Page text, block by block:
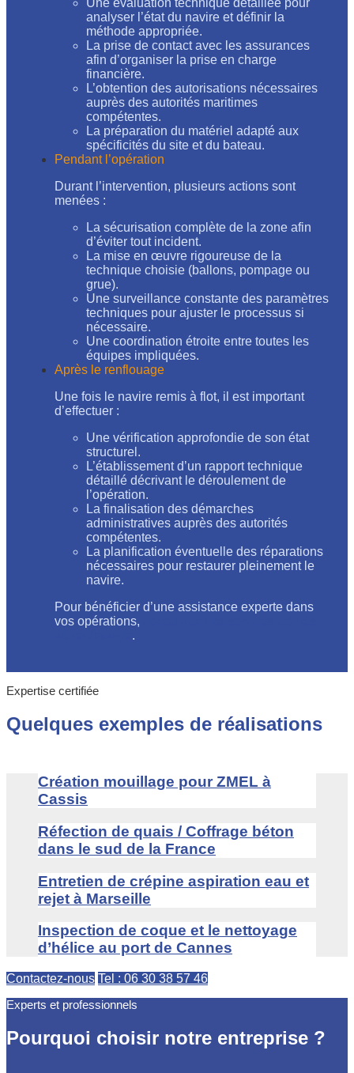
analyser l’état du navire et définir la
méthode appropriée.
La prise de contact avec les assurances
afin d’organiser la prise en charge
financière.
L’obtention des autorisations nécessaires
auprès des autorités maritimes
compétentes.
La préparation du matériel adapté aux
spécificités du site et du bateau.
Pendant l’opération
Durant l’intervention, plusieurs actions sont
menées :
La sécurisation complète de la zone afin
d’éviter tout incident.
La mise en œuvre rigoureuse de la
technique choisie (ballons, pompage ou
grue).
Une surveillance constante des paramètres
techniques pour ajuster le processus si
nécessaire.
Une coordination étroite entre toutes les
équipes impliquées.
Après le renflouage
Une fois le navire remis à flot, il est important
d’effectuer :
Une vérification approfondie de son état
structurel.
L’établissement d’un rapport technique
détaillé décrivant le déroulement de
l’opération.
La finalisation des démarches
administratives auprès des autorités
compétentes.
La planification éventuelle des réparations
nécessaires pour restaurer pleinement le
navire.
Pour bénéficier d’une assistance experte dans
vos opérations,
.
Expertise certifiée
Quelques exemples de réalisations
Création mouillage pour ZMEL à
Cassis
Réfection de quais / Coffrage béton
dans le sud de la France
Entretien de crépine aspiration eau et
rejet à Marseille
Inspection de coque et le nettoyage
d’hélice au port de Cannes
Contactez-nous Tel : 06 30 38 57 46
Experts et professionnels
Pourquoi choisir notre entreprise ?